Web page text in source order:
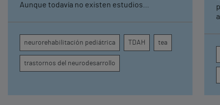
Aunque todavía no existen estudios
atención, la regulación emocional y la
conducta
neurorehabilitación pediátrica TDAH tea
trastornos del neurodesarrollo